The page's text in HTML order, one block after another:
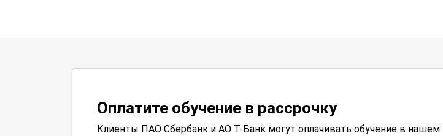
Оплатите обучение в рассрочку
Клиенты ПАО Сбербанк и АО Т-Банк могут оплачивать обучение в нашем